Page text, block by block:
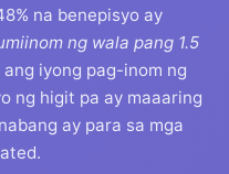
na benepisyo ay
ng wala pang 1.5
ang iyong pag-inom ng
ng higit pa ay maaaring
ay para sa mga